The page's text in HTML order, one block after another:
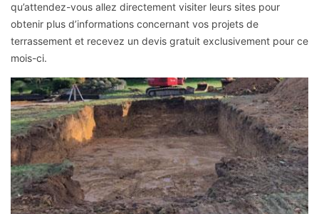
qu’attendez-vous allez directement visiter leurs sites pour
obtenir plus d’informations concernant vos projets de
terrassement et recevez un devis gratuit exclusivement pour ce
mois-ci.